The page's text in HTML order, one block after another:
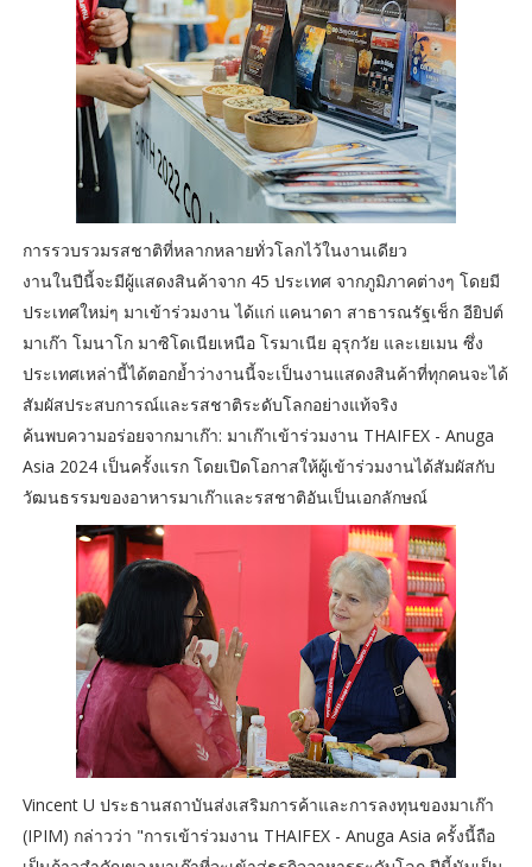
การรวบรวมรสชาติที่หลากหลายทั่วโลกไว้ในงานเดียว
งานในปีนี้จะมีผู้แสดงสินค้าจาก 45 ประเทศ จากภูมิภาคต่างๆ โดยมี
ประเทศใหม่ๆ มาเข้าร่วมงาน ได้แก่ แคนาดา สาธารณรัฐเช็ก อียิปต์
มาเก๊า โมนาโก มาซิโดเนียเหนือ โรมาเนีย อุรุกวัย และเยเมน ซึ่ง
ประเทศเหล่านี้ได้ตอกย้ำว่างานนี้จะเป็นงานแสดงสินค้าที่ทุกคนจะได้
สัมผัสประสบการณ์และรสชาติระดับโลกอย่างแท้จริง
ค้นพบความอร่อยจากมาเก๊า: มาเก๊าเข้าร่วมงาน THAIFEX - Anuga
Asia 2024 เป็นครั้งแรก โดยเปิดโอกาสให้ผู้เข้าร่วมงานได้สัมผัสกับ
วัฒนธรรมของอาหารมาเก๊าและรสชาติอันเป็นเอกลักษณ์
Vincent U ประธานสถาบันส่งเสริมการค้าและการลงทุนของมาเก๊า
(IPIM) กล่าวว่า "การเข้าร่วมงาน THAIFEX - Anuga Asia ครั้งนี้ถือ